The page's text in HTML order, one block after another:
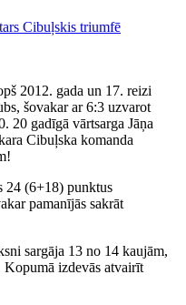
2012. gada un 17. reizi
šovakar ar 6:3 uzvarot
20 gadīgā vārtsarga Jāņa
Cibuļska komanda
24 (6+18) punktus
pamanījās sakrāt
sargāja 13 no 14 kaujām,
Kopumā izdevās atvairīt